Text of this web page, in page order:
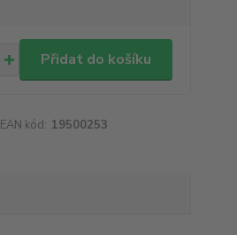
Přidat do košíku
EAN kód: 19500253